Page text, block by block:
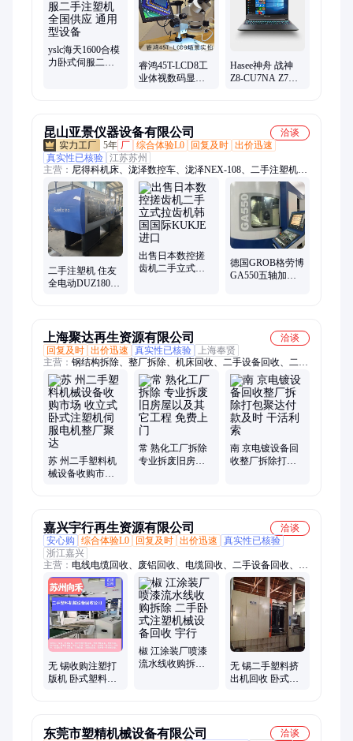
业重锤电钢琴、杀菌消毒机、无线叫号机、驾驶式洗地机、激光
电子经纬仪、除湿机家用、除湿机工业、取暖炉、温湿度计、吸
尘器
yslc海天1600合模
力卧式伺服二手
睿鸿45T-LCD8工
业体视数码显微
Hasee神舟 战神
Z8-CU7NA Z7M
昆山亚景仪器设备有限公司
洽谈
5年 厂 综合体验L0 回复及时 出价迅速
真实性已核验 江苏苏州
主营： 尼得科机床、泷泽数控车、泷泽NEX-108、二手注塑机、
数控机床、NIDEC OKK、新宝减速机、三坐标/二次元影像仪、
OKK卧加、龙门五面体加工中心、NIdec尼得科机床、okk机床、
二次元影像仪全自动影像测量、进口龙门加工中心、日本进口机
床、台湾泷泽车床、日本龙泽、台湾泷泽、斗山机床、尼得科龙
门加工中心、落地镗、龙门加工中心
二手注塑机 住友
全电动DUZ180吨
出售日本数控搓
齿机二手立式拉
德国GROB格劳博
GA550五轴加工
上海聚达再生资源有限公司
洽谈
回复及时 出价迅速 真实性已核验
上海奉贤
主营： 钢结构拆除、整厂拆除、机床回收、二手设备回收、二手
电子元器件回收、废金属回收、电线电缆回收、废旧机械仪器回
收、制冷设备回收
苏 州二手塑料机
械设备收购市场
常 熟化工厂拆除
专业拆废旧房屋
南 京电镀设备回
收整厂拆除打包
嘉兴宇行再生资源有限公司
洽谈
安心购
综合体验L0 回复及时 出价迅速
真实性已核验
浙江嘉兴
主营： 电线电缆回收、废铝回收、电缆回收、二手设备回收、注
塑机回收、光亮铜收购、架空铝线收购、废铜回收、废电缆回
收、废设备回收、不锈钢回收、废电机回收、整厂拆除回收、自
动化设备回收、电子元器件回收、加工中心回收、数控机床回
收、磨床回收、铣床回收、中央空调回收、制冷设备回收、冷库
板回收、废旧金属回收、稀有金属回收、机械车库回收
无 锡收购注塑打
版机 卧式塑料成
椒 江涂装厂喷漆
流水线收购拆除
无 锡二手塑料挤
出机回收 卧式注
东莞市塑精机械设备有限公司
洽谈